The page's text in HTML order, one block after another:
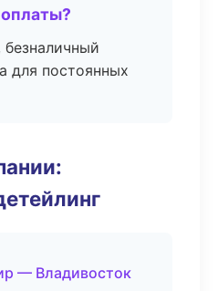
для постоянных
— Владивосток